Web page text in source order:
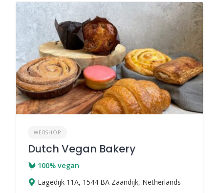
WEBSHOP
Dutch Vegan Bakery
100% vegan
Lagedijk 11A, 1544 BA Zaandijk, Netherlands